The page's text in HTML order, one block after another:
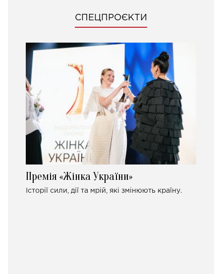
СПЕЦПРОЄКТИ
Премія «Жінка України»
Історії сили, дії та мрій, які змінюють країну.